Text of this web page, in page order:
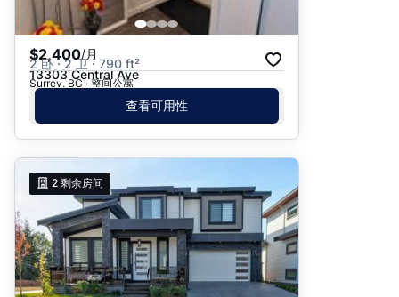
$2,400/月
2 卧 · 2 卫 · 790 ft²
13303 Central Ave
Surrey, BC · 整间公寓
查看可用性
2 剩余房间